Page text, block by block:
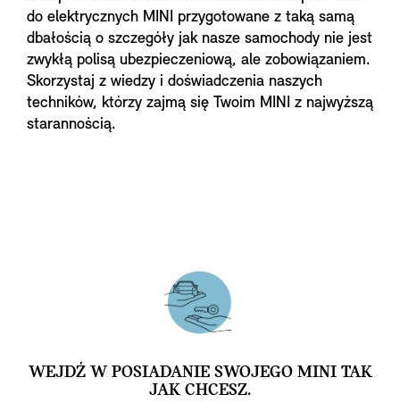
do elektrycznych MINI przygotowane z taką samą
dbałością o szczegóły jak nasze samochody nie jest
zwykłą polisą ubezpieczeniową, ale zobowiązaniem.
Skorzystaj z wiedzy i doświadczenia naszych
techników, którzy zajmą się Twoim MINI z najwyższą
starannością.
WEJDŹ W POSIADANIE SWOJEGO MINI TAK
JAK CHCESZ.